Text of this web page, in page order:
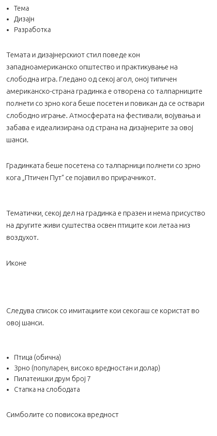
Тема
Дизајн
Разработка
Темата и дизајнерскиот стил поведе кон
западноамериканско општество и практикување на
слободна игра. Гледано од секој агол, оној типичен
американско-страна градинка е отворена со талпарниците
полнети со зрно кога беше посетен и повикан да се оствари
слободно играње. Атмосферата на фестивали, војувања и
забава е идеализирана од страна на дизајнерите за овој
шанси.
Градинката беше посетена со талпарници полнети со зрно
кога „Птичен Пут“ се појавил во прирачникот.
Тематички, секој дел на градинка е празен и нема присуство
на другите живи суштества освен птиците кои летаа низ
воздухот.
Иконе
Следува список со имитациите кои секогаш се користат во
овој шанси.
Птица (обична)
Зрно (популарен, високо вредностан и долар)
Пилатеишки друм број 7
Стапка на слободата
Симболите со повисока вредност